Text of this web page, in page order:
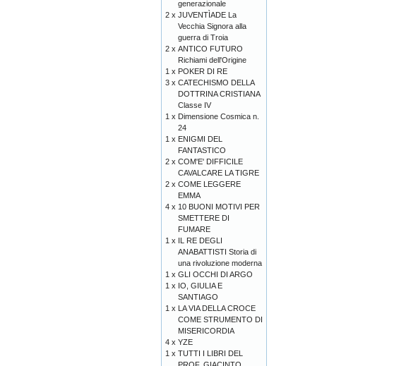
generazionale
2 x JUVENTÌADE La
Vecchia Signora alla
guerra di Troia
2 x ANTICO FUTURO
Richiami dell'Origine
1 x POKER DI RE
3 x CATECHISMO DELLA
DOTTRINA CRISTIANA
Classe IV
1 x Dimensione Cosmica n.
24
1 x ENIGMI DEL
FANTASTICO
2 x COM'E' DIFFICILE
CAVALCARE LA TIGRE
2 x COME LEGGERE
EMMA
4 x 10 BUONI MOTIVI PER
SMETTERE DI
FUMARE
1 x IL RE DEGLI
ANABATTISTI Storia di
una rivoluzione moderna
1 x GLI OCCHI DI ARGO
1 x IO, GIULIA E
SANTIAGO
1 x LA VIA DELLA CROCE
COME STRUMENTO DI
MISERICORDIA
4 x YZE
1 x TUTTI I LIBRI DEL